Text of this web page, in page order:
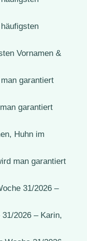
Vornamen &
garantiert
garantiert
Huhn im
man garantiert
31/2026 –
2026 – Karin,